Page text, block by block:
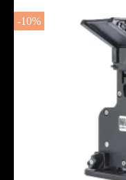
-10%